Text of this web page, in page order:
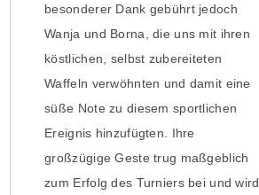
besonderer Dank gebührt jedoch
Wanja und Borna, die uns mit ihren
köstlichen, selbst zubereiteten
Waffeln verwöhnten und damit eine
süße Note zu diesem sportlichen
Ereignis hinzufügten. Ihre
großzügige Geste trug maßgeblich
zum Erfolg des Turniers bei und wird